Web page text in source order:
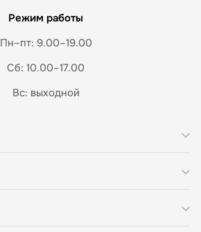
Режим работы
Пн–пт: 9.00–19.00
Сб: 10.00–17.00
Вс: выходной